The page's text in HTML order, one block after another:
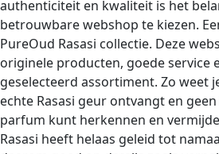
authenticiteit en kwaliteit is het
betrouwbare webshop te kiezen.
PureOud Rasasi collectie. Deze
originele producten, goede service
geselecteerd assortiment. Zo weet
echte Rasasi geur ontvangt en
parfum kunt herkennen en
Rasasi heeft helaas geleid tot